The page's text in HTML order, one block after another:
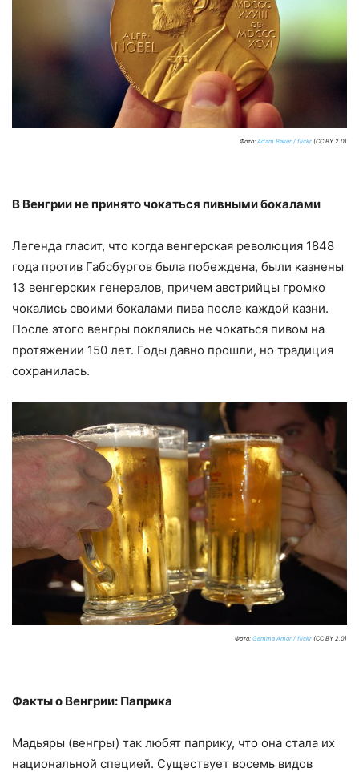
Фото: Adam Baker / flickr (CC BY 2.0)
В Венгрии не принято чокаться пивными бокалами
Легенда гласит, что когда венгерская революция 1848
года против Габсбургов была побеждена, были казнены
13 венгерских генералов, причем австрийцы громко
чокались своими бокалами пива после каждой казни.
После этого венгры поклялись не чокаться пивом на
протяжении 150 лет. Годы давно прошли, но традиция
сохранилась.
Фото: Gemma Amor / flickr (CC BY 2.0)
Факты о Венгрии: Паприка
Мадьяры (венгры) так любят паприку, что она стала их
национальной специей. Существует восемь видов